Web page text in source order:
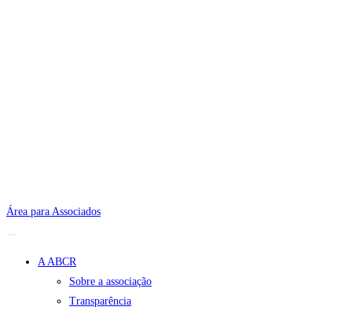
Área para Associados
A ABCR
Sobre a associação
Transparência